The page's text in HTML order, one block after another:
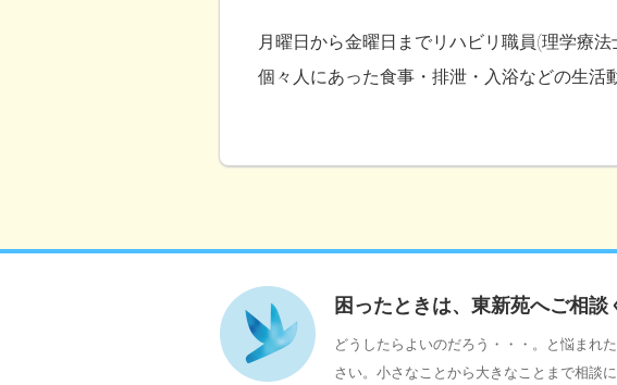
月曜日から金曜日までリハビリ職員(理学療法
個々人にあった食事・排泄・入浴などの生活
困ったときは、東新苑へご相談
どうしたらよいのだろう・・・。と悩まれ
さい。小さなことから大きなことまで相談に